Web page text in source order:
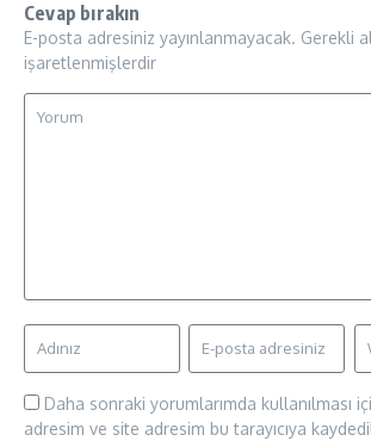
Cevap bırakın
E-posta adresiniz yayınlanmayacak. Gerekli
işaretlenmişlerdir
Daha sonraki yorumlarımda kullanılması
adresim ve site adresim bu tarayıcıya